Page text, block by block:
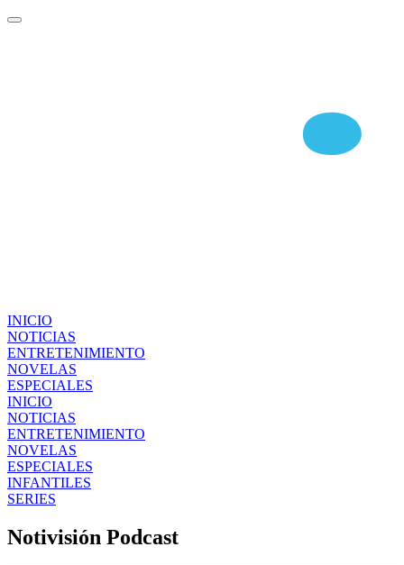
INICIO
NOTICIAS
ENTRETENIMIENTO
NOVELAS
ESPECIALES
INICIO
NOTICIAS
ENTRETENIMIENTO
NOVELAS
ESPECIALES
INFANTILES
SERIES
Notivisión Podcast